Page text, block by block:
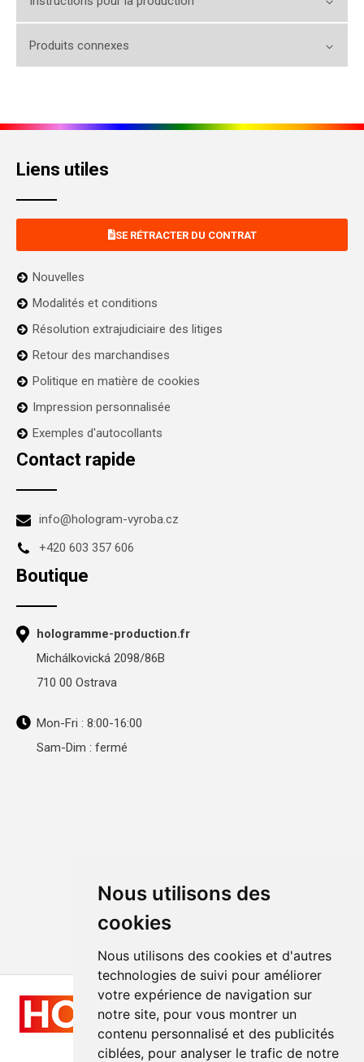
Nous utilisons des
cookies
Nous utilisons des cookies et d'autres
technologies de suivi pour améliorer
votre expérience de navigation sur
notre site, pour vous montrer un
contenu personnalisé et des publicités
ciblées, pour analyser le trafic de notre
Produits connexes
Liens utiles
SE RÉTRACTER DU CONTRAT
Nouvelles
Modalités et conditions
Résolution extrajudiciaire des litiges
Retour des marchandises
Politique en matière de cookies
Impression personnalisée
Exemples d'autocollants
Contact rapide
info@hologram-vyroba.cz
+420 603 357 606
Boutique
hologramme-production.fr
Michálkovická 2098/86B
710 00 Ostrava
Mon-Fri : 8:00-16:00
Sam-Dim : fermé